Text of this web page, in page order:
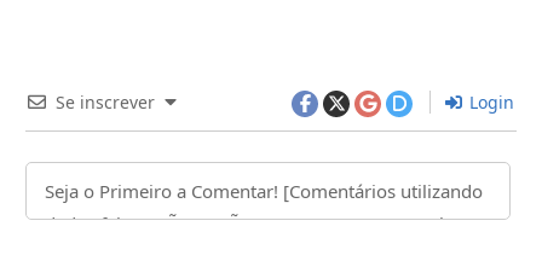
Se inscrever Login